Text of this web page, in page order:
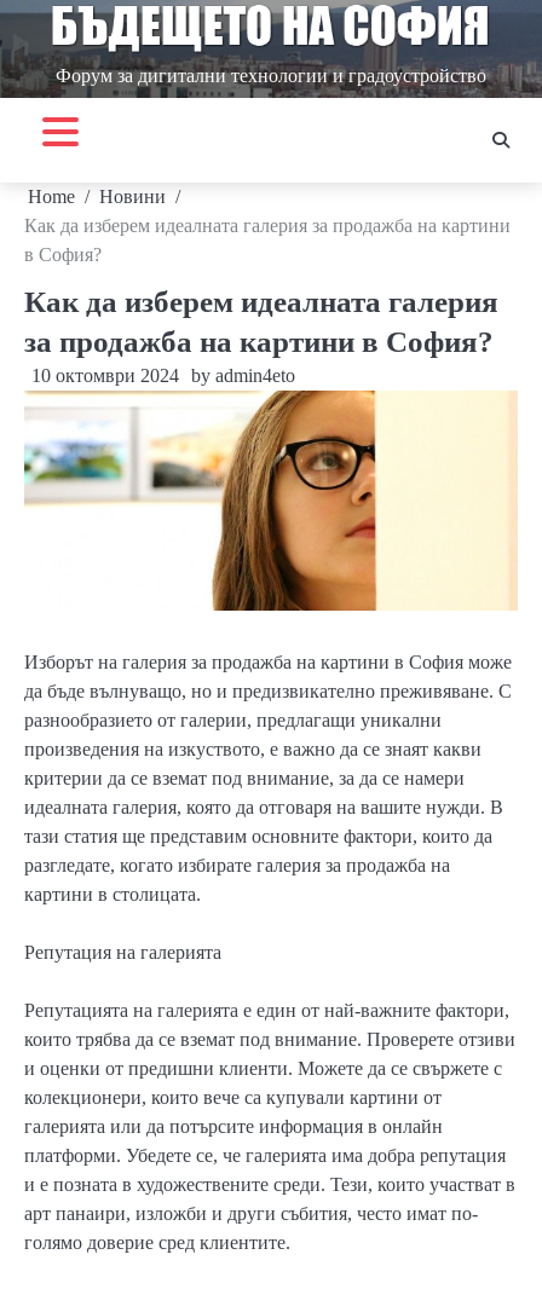
Skip
to
contentФорум за дигитални технологии и градоустройство
Home
Новини
Как да изберем идеалната галерия за продажба на картини
в София?
Как да изберем идеалната галерия
за продажба на картини в София?
10 октомври 2024 by admin4eto
Изборът на галерия за продажба на картини в София може
да бъде вълнуващо, но и предизвикателно преживяване. С
разнообразието от галерии, предлагащи уникални
произведения на изкуството, е важно да се знаят какви
критерии да се вземат под внимание, за да се намери
идеалната галерия, която да отговаря на вашите нужди. В
тази статия ще представим основните фактори, които да
разгледате, когато избирате галерия за продажба на
картини в столицата.
Репутация на галерията
Репутацията на галерията е един от най-важните фактори,
които трябва да се вземат под внимание. Проверете отзиви
и оценки от предишни клиенти. Можете да се свържете с
колекционери, които вече са купували картини от
галерията или да потърсите информация в онлайн
платформи. Убедете се, че галерията има добра репутация
и е позната в художествените среди. Тези, които участват в
арт панаири, изложби и други събития, често имат по-
голямо доверие сред клиентите.